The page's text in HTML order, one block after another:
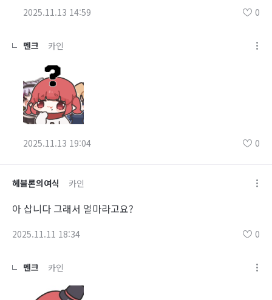
2025.11.13 14:59 0
멘크 카인
2025.11.13 19:04 0
헤블론의여식 카인
아 삽니다 그래서 얼마라고요?
2025.11.11 18:34 0
멘크 카인